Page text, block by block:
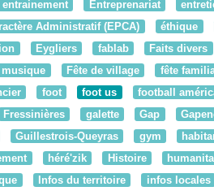
entrainement Entreprenariat
Administratif (EPCA)
éthique
Eygliers fablab Faits divers
musique Fête de village fête
foot foot us football
Fressinières galette Gap
Guillestrois-Queyras gym
héré'zik Histoire
Infos du territoire infos locales